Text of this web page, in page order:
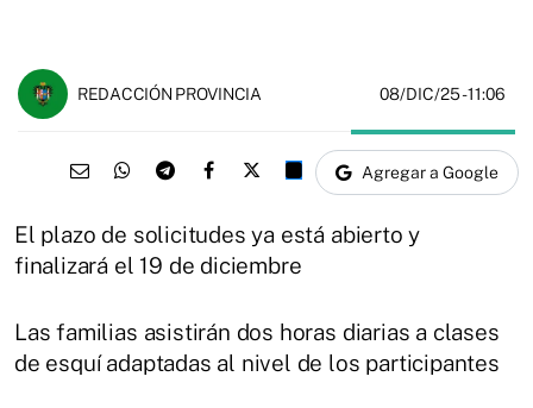
REDACCIÓN PROVINCIA 08/DIC/25- 11:06
Agregar a Google
El plazo de solicitudes ya está abierto y
finalizará el 19 de diciembre
Las familias asistirán dos horas diarias a clases
de esquí adaptadas al nivel de los participantes